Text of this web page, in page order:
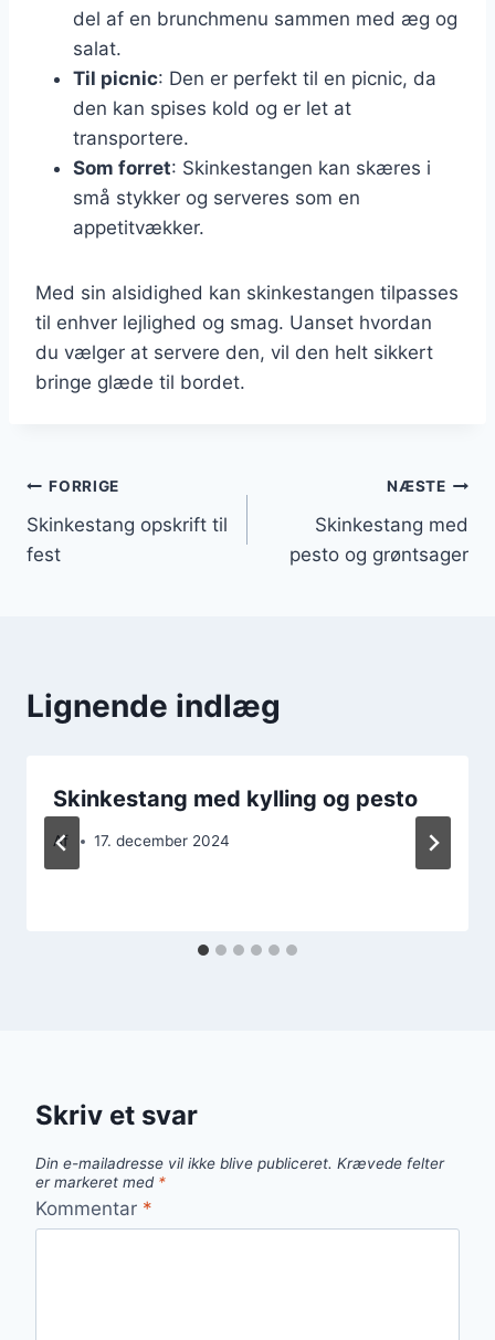
del af en brunchmenu sammen med æg og
salat.
Til picnic: Den er perfekt til en picnic, da
den kan spises kold og er let at
transportere.
Som forret: Skinkestangen kan skæres i
små stykker og serveres som en
appetitvækker.
Med sin alsidighed kan skinkestangen tilpasses
til enhver lejlighed og smag. Uanset hvordan
du vælger at servere den, vil den helt sikkert
bringe glæde til bordet.
Indlægsnavigation
FORRIGE
Skinkestang opskrift til
fest
NÆSTE
Skinkestang med
pesto og grøntsager
Lignende indlæg
Skinkestang med kylling og pesto
Af 17. december 2024
Skriv et svar
Din e-mailadresse vil ikke blive publiceret. Krævede felter
er markeret med *
Kommentar *